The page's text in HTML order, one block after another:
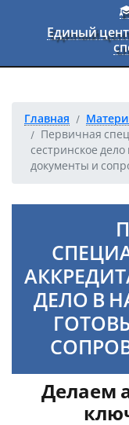
Перейти к основному
Единый
Главная
Первичная
сестринское
документы и
ДЕЛО В
Делаем